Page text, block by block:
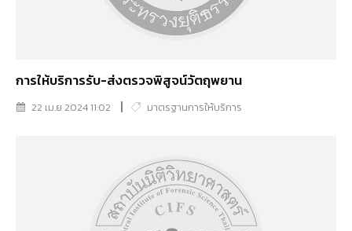
การให้บริการรับ-ส่งตรวจพิสูจน์วัตถุพยาน
22 เม.ย 2024 11:02 มาตรฐานการให้บริการ